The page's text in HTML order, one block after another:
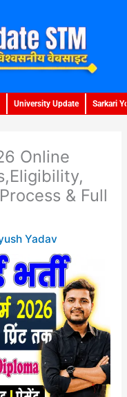
University Update Sarkari
Online
& Full
Yadav